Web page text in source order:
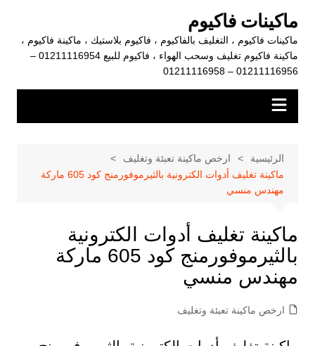
المحتوى
ماكينات فاكيوم
ماكينات فاكيوم ، التغليف بالفاكيوم ، فاكيوم بلاستيك ، ماكينة فاكيوم ،
ماكينة فاكيوم تغليف وسحب الهواء ، فاكيوم للبيع 01211116954 –
01211116956 – 01211116958
الرئيسية
ارخص ماكينة تعبئة وتغليف
ماكينة تغليف أدوات الكترونية بالثيرموفورمنج كود 605 ماركة
مهندس منسي
ماكينة تغليف أدوات الكترونية
بالثيرموفورمنج كود 605 ماركة
مهندس منسي
ارخص ماكينة تعبئة وتغليف